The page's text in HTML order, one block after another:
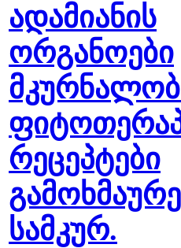
ადამიანის
ორგანოები
რეცეპტები
სამკურ.